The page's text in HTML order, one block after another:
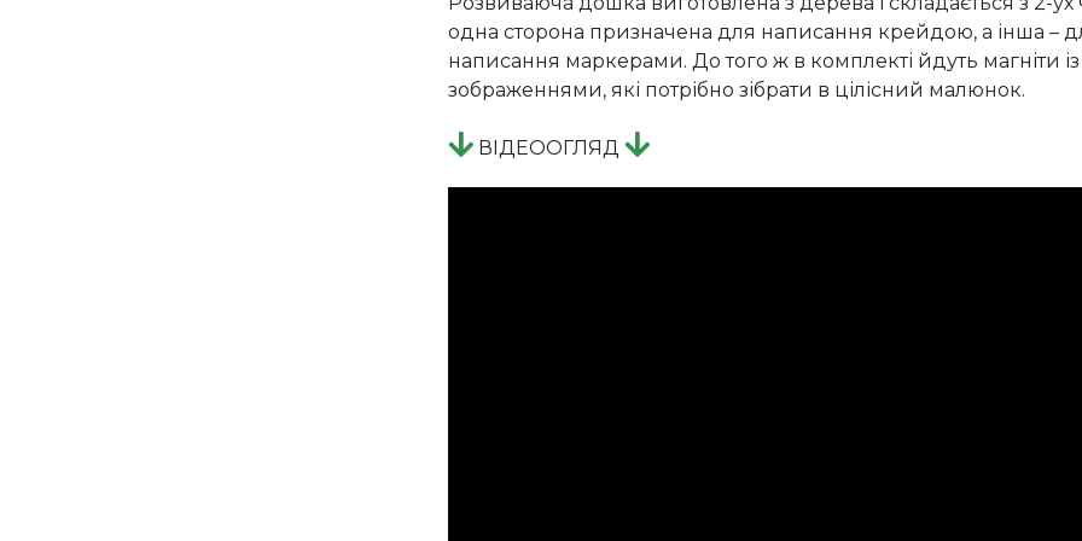
одна сторона призначена для написання крейдою, а інша –
написання маркерами. До того ж в комплекті йдуть магніти із
зображеннями, які потрібно зібрати в цілісний малюнок.
ВІДЕООГЛЯД